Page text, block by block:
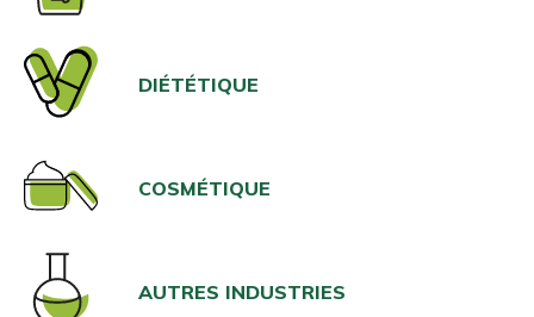
DIÉTÉTIQUE
COSMÉTIQUE
AUTRES INDUSTRIES